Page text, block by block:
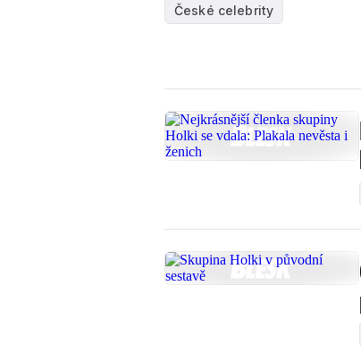
České celebrity